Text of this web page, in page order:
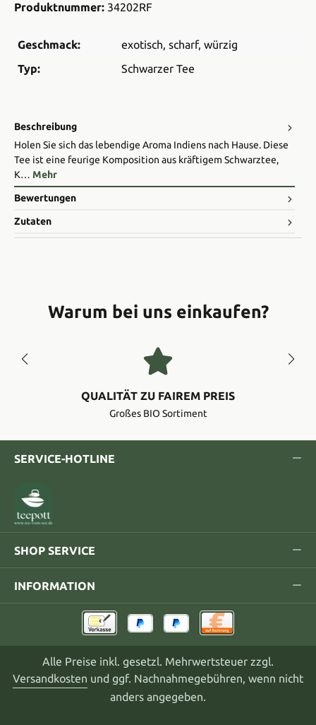
Produktnummer: 34202RF
Geschmack: exotisch, scharf, würzig
Typ:
Schwarzer Tee
Beschreibung
Holen Sie sich das lebendige Aroma Indiens nach Hause. Diese
Tee ist eine feurige Komposition aus kräftigem Schwarztee,
K… Mehr
Bewertungen
Zutaten
Warum bei uns einkaufen?
QUALITÄT ZU FAIREM PREIS
Großes BIO Sortiment
SERVICE-HOTLINE
SHOP SERVICE
INFORMATION
Alle Preise inkl. gesetzl. Mehrwertsteuer zzgl.
Versandkosten und ggf. Nachnahmegebühren, wenn nicht
anders angegeben.